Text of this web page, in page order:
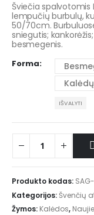
Šviečia spalvotomis
lempučių burbulų,
50/70cm.
sniegutis;
besmegenis.
Forma
IŠVALYTI
Produkto kodas:
Kategorijos:Švenčių
Žymos: Kalėdos,